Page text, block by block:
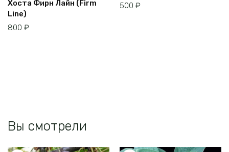
Хоста Фирн Лайн (Firm
Line)
800 ₽
500 ₽
Вы смотрели